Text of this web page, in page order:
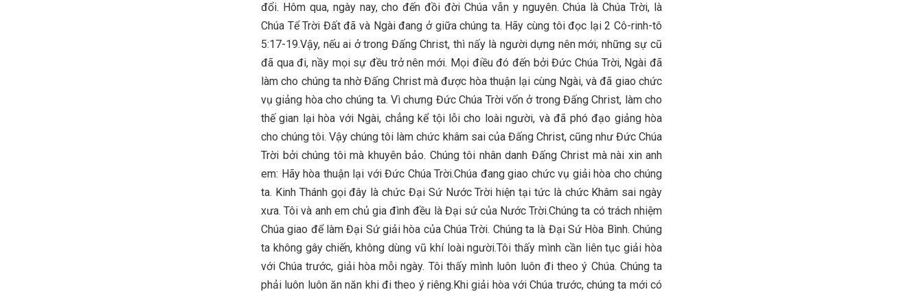
đổi. Hôm qua, ngày nay, cho đến đồi đời Chúa vẫn y nguyên. Chúa là Chúa Trời, là
Chúa Tể Trời Đất đã và Ngài đang ở giữa chúng ta. Hãy cùng tôi đọc lại 2 Cô-rinh-tô
5:17-19.Vậy, nếu ai ở trong Đấng Christ, thì nấy là người dựng nên mới; những sự cũ
đã qua đi, nầy mọi sự đều trở nên mới. Mọi điều đó đến bởi Đức Chúa Trời, Ngài đã
làm cho chúng ta nhờ Đấng Christ mà được hòa thuận lại cùng Ngài, và đã giao chức
vụ giảng hòa cho chúng ta. Vì chưng Đức Chúa Trời vốn ở trong Đấng Christ, làm cho
thế gian lại hòa với Ngài, chẳng kể tội lỗi cho loài người, và đã phó đạo giảng hòa
cho chúng tôi. Vậy chúng tôi làm chức khâm sai của Đấng Christ, cũng như Đức Chúa
Trời bởi chúng tôi mà khuyên bảo. Chúng tôi nhân danh Đấng Christ mà nài xin anh
em: Hãy hòa thuận lại với Đức Chúa Trời.Chúa đang giao chức vụ giải hòa cho chúng
ta. Kinh Thánh gọi đây là chức Đại Sứ Nước Trời hiện tại tức là chức Khâm sai ngày
xưa. Tôi và anh em chủ gia đình đều là Đại sứ của Nước Trời.Chúng ta có trách nhiệm
Chúa giao để làm Đại Sứ giải hòa của Chúa Trời. Chúng ta là Đại Sứ Hòa Bình. Chúng
ta không gây chiến, không dùng vũ khí loài người.Tôi thấy mình cần liên tục giải hòa
với Chúa trước, giải hòa mỗi ngày. Tôi thấy mình luôn luôn đi theo ý Chúa. Chúng ta
phải luôn luôn ăn năn khi đi theo ý riêng.Khi giải hòa với Chúa trước, chúng ta mới có